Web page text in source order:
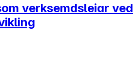
verksemdsleiar ved